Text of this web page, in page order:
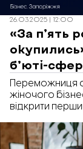
26.03.2025 | 12:00
«За п’ять
б’юті-
Переможниця
жіночого
відкрити
працює в
але прагне